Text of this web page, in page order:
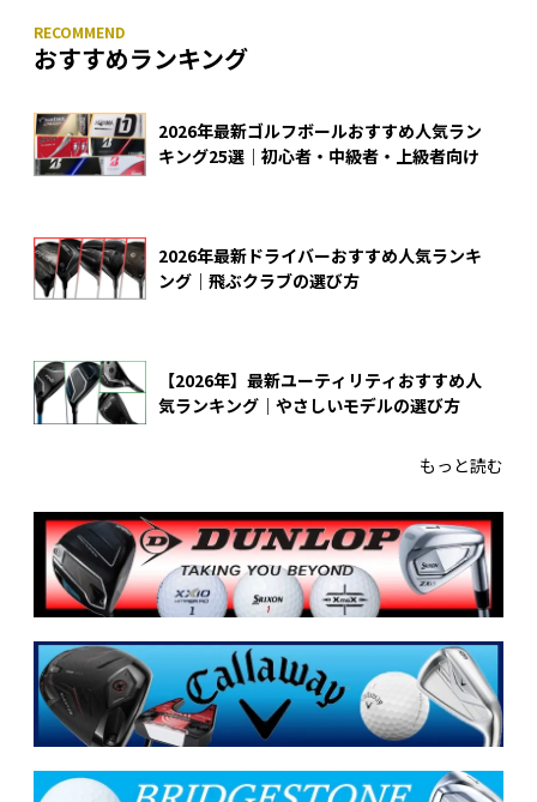
おすすめランキング
2026年最新ゴルフボールおすすめ人気ラン
キング25選｜初心者・中級者・上級者向け
2026年最新ドライバーおすすめ人気ランキ
ング｜飛ぶクラブの選び方
【2026年】最新ユーティリティおすすめ人
気ランキング｜やさしいモデルの選び方
もっと読む